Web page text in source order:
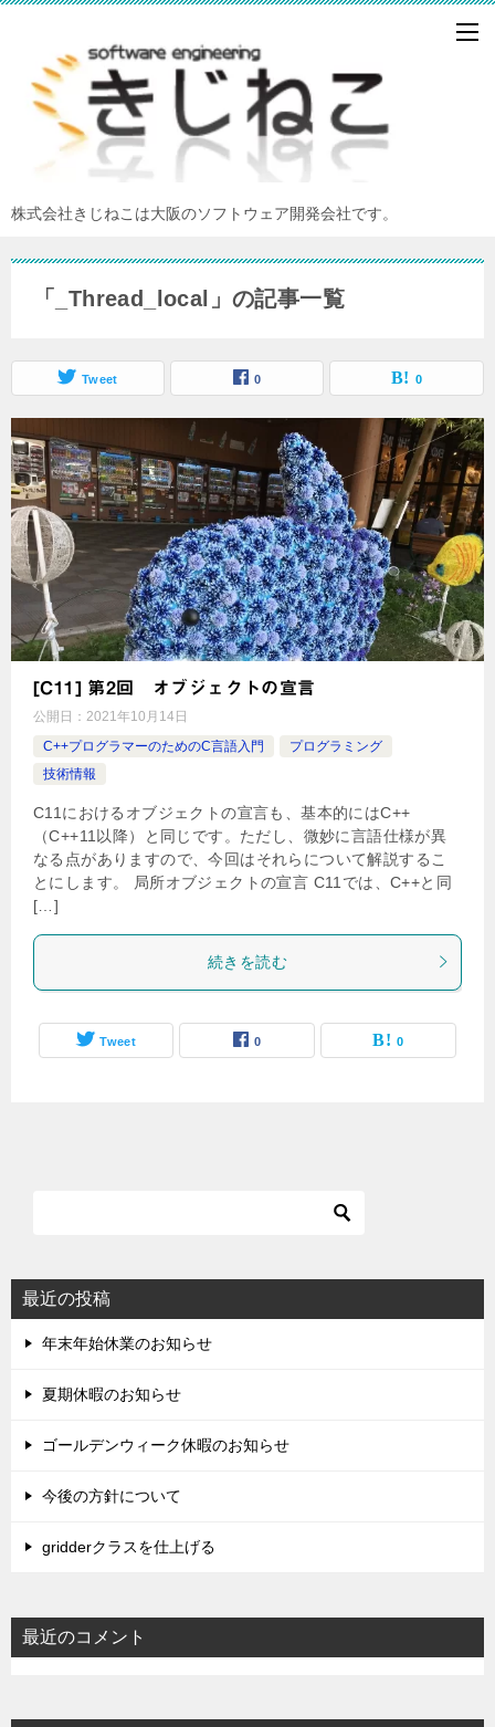
株式会社きじねこは大阪のソフトウェア開発会社です。
「_Thread_local」の記事一覧
Tweet 0 0
[C11] 第2回 オブジェクトの宣言
公開日： 2021年10月14日
C++プログラマーのためのC言語入門
プログラミング
技術情報
C11におけるオブジェクトの宣言も、基本的にはC++
（C++11以降）と同じです。ただし、微妙に言語仕様が異
なる点がありますので、今回はそれらについて解説するこ
とにします。 局所オブジェクトの宣言 C11では、C++と同
[…]
続きを読む
Tweet 0 0
最近の投稿
年末年始休業のお知らせ
夏期休暇のお知らせ
ゴールデンウィーク休暇のお知らせ
今後の方針について
gridderクラスを仕上げる
最近のコメント